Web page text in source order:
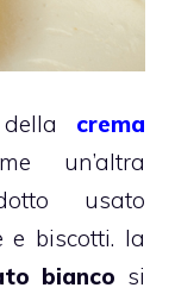
crema
un’altra
usato
e biscotti. la
bianco si